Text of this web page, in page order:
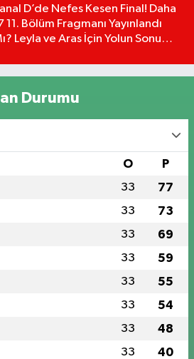
D’de Nefes Kesen Final! Daha
11. Bölüm Fragmanı Yayınlandı
Leyla ve Aras İçin Yolun Sonu
Durumu
O P
33 77
33 73
33 69
33 59
33 55
33 54
33 48
33 40